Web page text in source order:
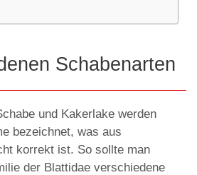
Schabenarten
und Kakerlake werden
bezeichnet, was aus
korrekt ist. So sollte man
der Blattidae verschiedene